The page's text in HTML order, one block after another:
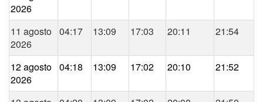
2026
11 agosto
2026
04:17 13:09 17:03 20:11 21:54
12 agosto
2026
04:18 13:09 17:02 20:10 21:52